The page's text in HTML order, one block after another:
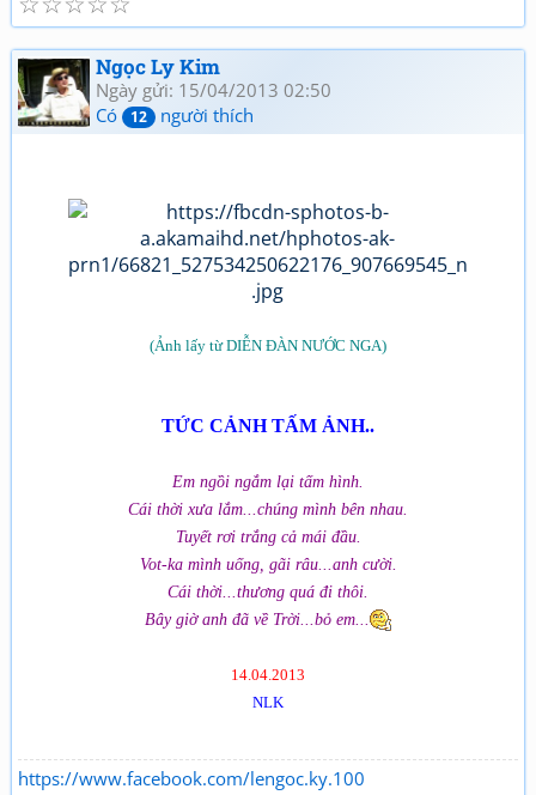
Ngọc Ly Kim
Ngày gửi: 15/04/2013 02:50
Có
12 người thích
(Ảnh lấy từ DIỄN ĐÀN NƯỚC NGA)
TỨC CẢNH TẤM ẢNH..
Em ngồi ngắm lại tấm hình.
Cái thời xưa lắm...chúng mình bên nhau.
Tuyết rơi trắng cả mái đầu.
Vot-ka mình uống, gãi râu...anh cười.
Cái thời...thương quá đi thôi.
Bây giờ anh đã về Trời...bỏ em...
14.04.2013
NLK
https://www.facebook.com/lengoc.ky.100